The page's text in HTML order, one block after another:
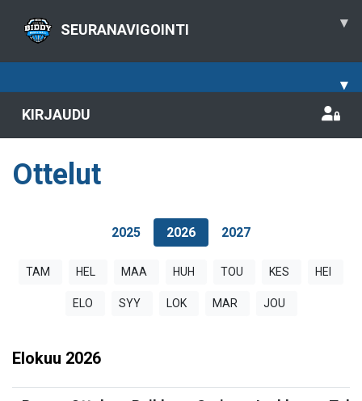
SEURANAVIGOINTI ▾
▾
KIRJAUDU
Ottelut
2025 2026 2027
TAM HEL MAA HUH TOU KES HEI
ELO SYY LOK MAR JOU
Elokuu 2026